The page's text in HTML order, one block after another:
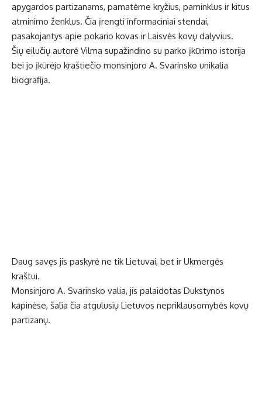
apygardos partizanams, pamatėme kryžius, paminklus ir kitus
atminimo ženklus. Čia įrengti informaciniai stendai,
pasakojantys apie pokario kovas ir Laisvės kovų dalyvius.
Šių eilučių autorė Vilma supažindino su parko įkūrimo istorija
bei jo įkūrėjo kraštiečio monsinjoro A. Svarinsko unikalia
biografija.
Daug savęs jis paskyrė ne tik Lietuvai, bet ir Ukmergės
kraštui.
Monsinjoro A. Svarinsko valia, jis palaidotas Dukstynos
kapinėse, šalia čia atgulusių Lietuvos nepriklausomybės kovų
partizanų.